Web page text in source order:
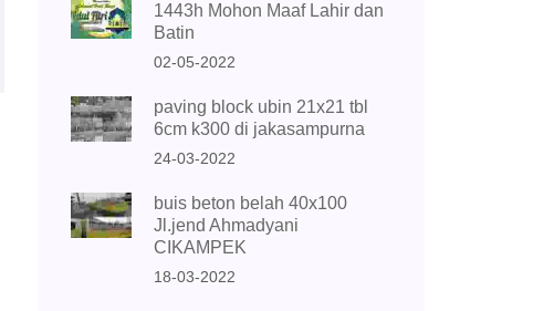
1443h Mohon Maaf Lahir dan
Batin
02-05-2022
paving block ubin 21x21 tbl
6cm k300 di jakasampurna
24-03-2022
buis beton belah 40x100
Jl.jend Ahmadyani
CIKAMPEK
18-03-2022